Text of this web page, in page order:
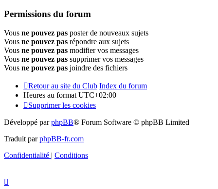
Permissions du forum
Vous ne pouvez pas poster de nouveaux sujets
Vous ne pouvez pas répondre aux sujets
Vous ne pouvez pas modifier vos messages
Vous ne pouvez pas supprimer vos messages
Vous ne pouvez pas joindre des fichiers
Retour au site du Club Index du forum
Heures au format UTC+02:00
Supprimer les cookies
Développé parphpBB® Forum Software © phpBB Limited
Traduit parphpBB-fr.com
Confidentialité | Conditions